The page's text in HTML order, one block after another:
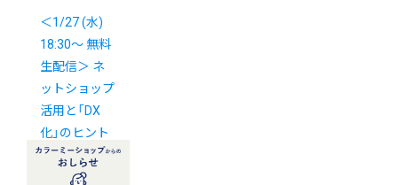
＜1/27 (水)
18:30～ 無料
生配信＞ ネ
ットショップ
活用と「DX
化」のヒント
を解説！ オン
ラインセミナ